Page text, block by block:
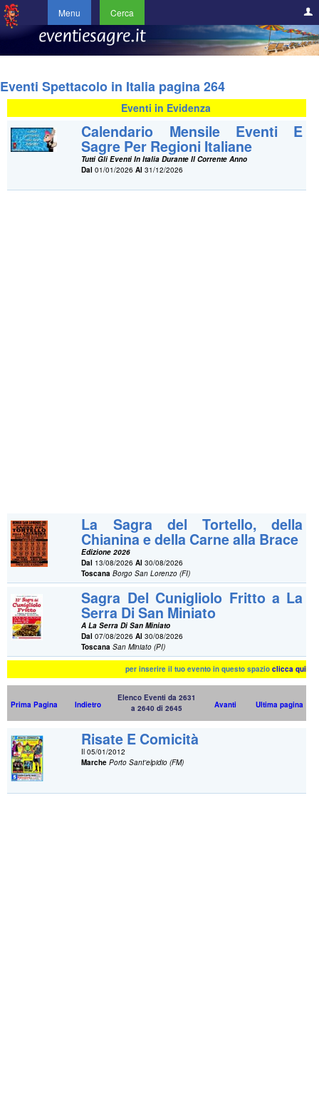
Menu Cerca
Eventi Spettacolo in Italia pagina 264
Eventi in Evidenza
Calendario Mensile Eventi E
Sagre Per Regioni Italiane
Tutti Gli Eventi In Italia Durante Il Corrente Anno
Dal 01/01/2026Al 31/12/2026
La Sagra del Tortello, della
Chianina e della Carne alla Brace
Edizione 2026
Dal 13/08/2026Al 30/08/2026
Toscana Borgo San Lorenzo (FI)
Sagra Del Cunigliolo Fritto a La
Serra Di San Miniato
A La Serra Di San Miniato
Dal 07/08/2026Al 30/08/2026
Toscana San Miniato (PI)
per inserire il tuo evento in questo spazioclicca qui
Prima Pagina Indietro
Elenco Eventi da 2631
a 2640 di 2645
Avanti Ultima pagina
Risate E Comicità
Il 05/01/2012
Marche Porto Sant'elpidio (FM)